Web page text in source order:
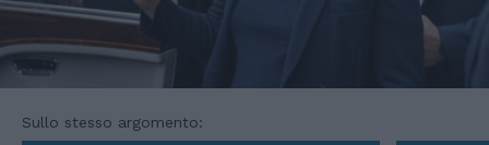
Sullo stesso argomento: